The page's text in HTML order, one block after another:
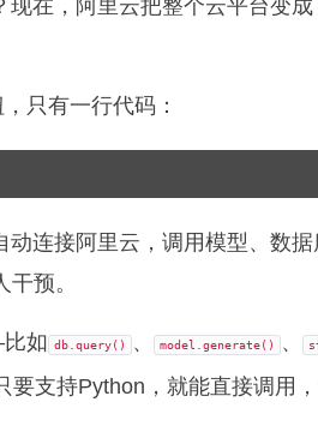
在，阿里云把整个云平台变
只有一行代码：
连接阿里云，调用模型、数
预。
如 db.query() 、 model.generate() 、
支持Python，就能直接调用